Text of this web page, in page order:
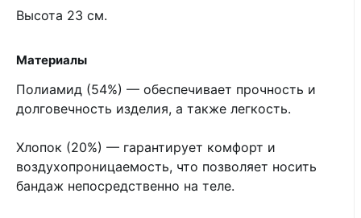
Высота 23 см.
Материалы
Полиамид (54%) — обеспечивает прочность и
долговечность изделия, а также легкость.
Хлопок (20%) — гарантирует комфорт и
воздухопроницаемость, что позволяет носить
бандаж непосредственно на теле.